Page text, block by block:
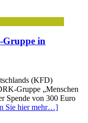
Gruppe in
(KFD)
Gruppe „Menschen
Spende von 300 Euro
Sie hier mehr…]